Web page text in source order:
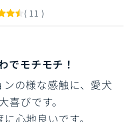
( 11 )
でモチモチ！
の様な感触に、愛犬
喜びです。
心地良いです。